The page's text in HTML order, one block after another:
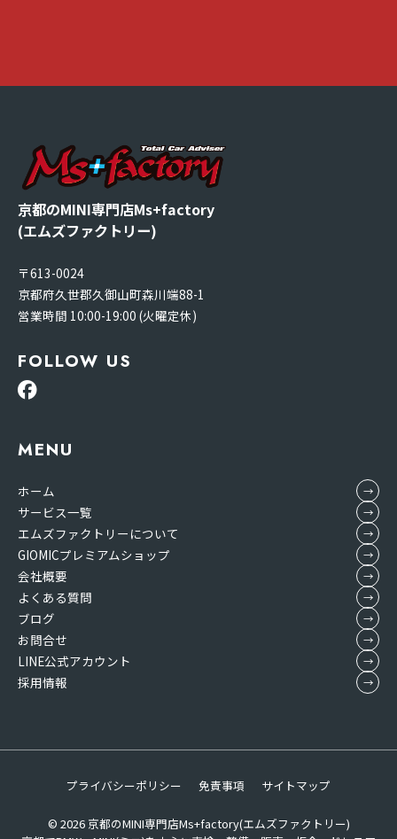
京都のMINI専門店Ms+factory
(エムズファクトリー)
〒613-0024
京都府久世郡久御山町森川端88-1
営業時間 10:00-19:00 (火曜定休)
FOLLOW US
MENU
ホーム
サービス一覧
エムズファクトリーについて
GIOMICプレミアムショップ
会社概要
よくある質問
ブログ
お問合せ
LINE公式アカウント
採用情報
プライバシーポリシー 免責事項 サイトマップ
© 2026 京都のMINI専門店Ms+factory(エムズファクトリー)